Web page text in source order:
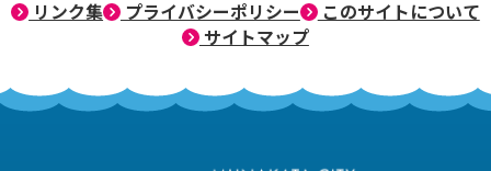
リンク集 プライバシーポリシー
このサイトについて
サイトマップ